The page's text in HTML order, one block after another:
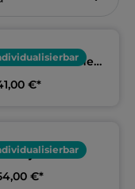
Erwachsene
€*
09 €*